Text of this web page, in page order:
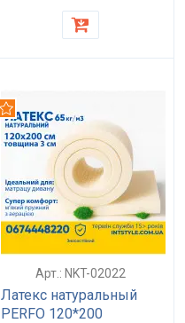
Арт.: NKT-02022
Латекс натуральный
PERFO 120*200